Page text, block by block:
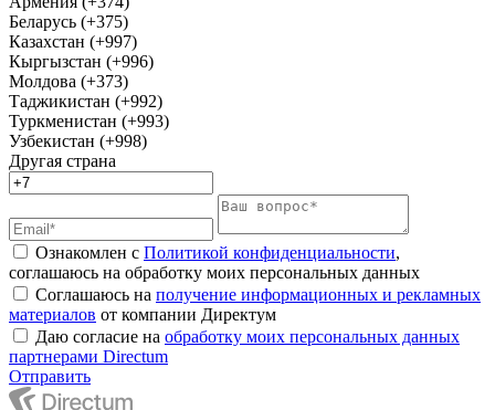
Беларусь (+375)
Казахстан (+997)
Кыргызстан (+996)
Молдова (+373)
Таджикистан (+992)
Туркменистан (+993)
Узбекистан (+998)
Другая страна
Ознакомлен с Политикой конфиденциальности,
соглашаюсь на обработку моих персональных данных
Соглашаюсь на получение информационных и рекламных
материалов от компании Директум
Даю согласие на обработку моих персональных данных
партнерами Directum
Отправить